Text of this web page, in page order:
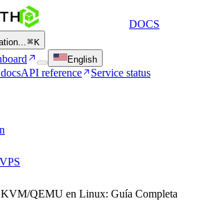
DOCS
K
English
API reference Service status
KVM/QEMU en Linux: Guía Completa